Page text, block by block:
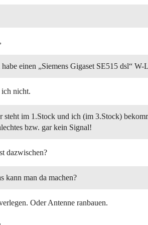
einen „Siemens Gigaset SE515 dsl“ W-
nicht.
steht im 1.Stock und ich (im 3.Stock)
bzw. gar kein Signal!
dazwischen?
kann man da machen?
Oder Antenne ranbauen.